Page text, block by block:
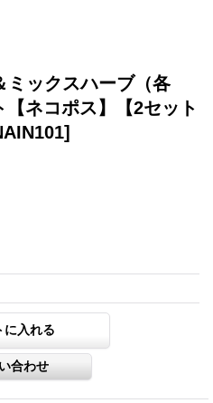
ミックスハーブ（各
ネコポス】【2セット